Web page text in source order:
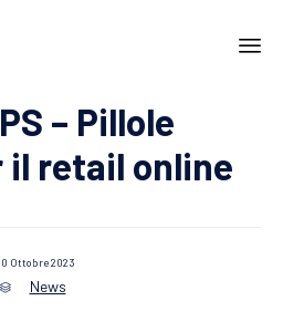
– Pillole
retail online
Ottobre 2023
 Category
News